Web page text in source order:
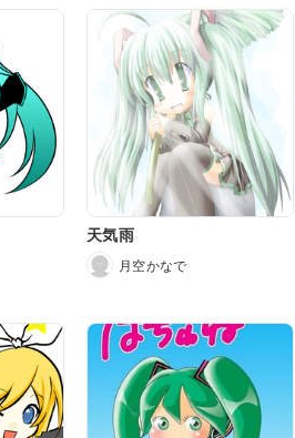
天気雨
月空かなで